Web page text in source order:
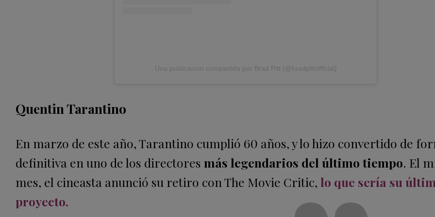
Una publicación compartida por Brad Pitt (@bradpittofflcial)
Quentin Tarantino
En marzo de este año, Tarantino cumplió 60 años, y lo hizo convertido de
definitiva en uno de los directores más legendarios del último tiempo. El
mes, el cineasta anunció su retiro con The Movie Critic, lo que sería su
proyecto.